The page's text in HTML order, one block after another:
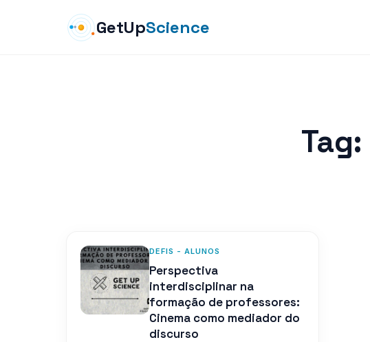
GetUpScience
Tag:
DEFIS - ALUNOS
Perspectiva
interdisciplinar na
formação de professores:
Cinema como mediador do
discurso